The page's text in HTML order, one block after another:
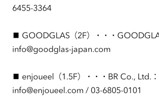
6455-3364
■ GOODGLAS（2F）・・・
info@goodglas-japan.com
■ enjoueel（1.5F）・・・BR Co., Ltd.：
info@enjoueel.com / 03-6805-0101